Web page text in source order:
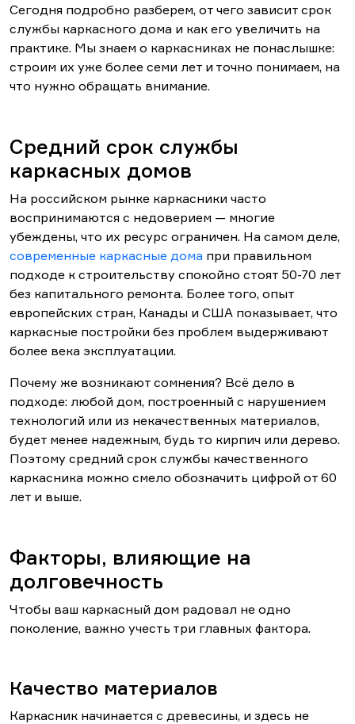
Сегодня подробно разберем, от чего зависит срок
службы каркасного дома и как его увеличить на
практике. Мы знаем о каркасниках не понаслышке:
строим их уже более семи лет и точно понимаем, на
что нужно обращать внимание.
Средний срок службы
каркасных домов
На российском рынке каркасники часто
воспринимаются с недоверием — многие
убеждены, что их ресурс ограничен. На самом деле,
современные каркасные дома при правильном
подходе к строительству спокойно стоят 50-70 лет
без капитального ремонта. Более того, опыт
европейских стран, Канады и США показывает, что
каркасные постройки без проблем выдерживают
более века эксплуатации.
Почему же возникают сомнения? Всё дело в
подходе: любой дом, построенный с нарушением
технологий или из некачественных материалов,
будет менее надежным, будь то кирпич или дерево.
Поэтому средний срок службы качественного
каркасника можно смело обозначить цифрой от 60
лет и выше.
Факторы, влияющие на
долговечность
Чтобы ваш каркасный дом радовал не одно
поколение, важно учесть три главных фактора.
Качество материалов
Каркасник начинается с древесины, и здесь не